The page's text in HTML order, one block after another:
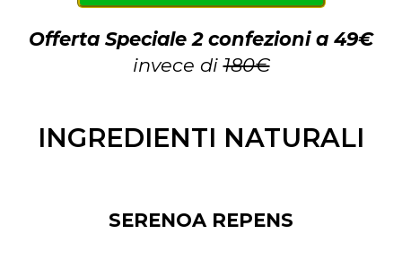
Offerta Speciale 2 confezioni a 49€
invece di180€
INGREDIENTI NATURALI
SERENOA REPENS